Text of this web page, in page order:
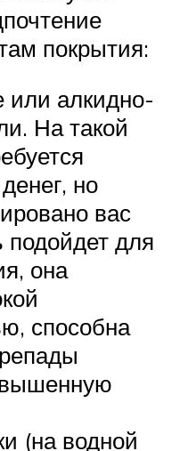
покрытия:
или алкидно-
На такой
но
вас
для
она
способна
(на водной